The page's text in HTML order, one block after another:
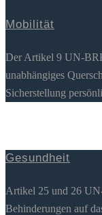
Mobilität
Der Artikel 9 UN-
unabhängiges
Sicherstellung
Gesundheit
Artikel 25 und 26
Behinderungen auf